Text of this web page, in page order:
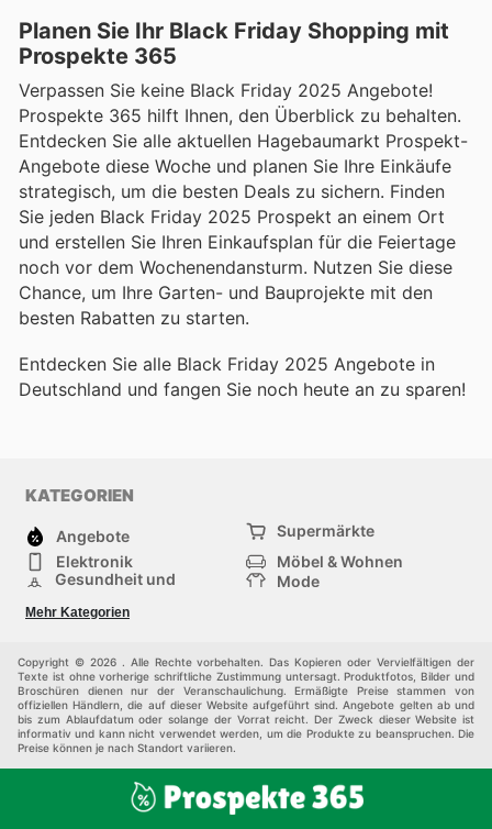
Planen Sie Ihr Black Friday Shopping mit
Prospekte 365
Verpassen Sie keine Black Friday 2025 Angebote!
Prospekte 365 hilft Ihnen, den Überblick zu behalten.
Entdecken Sie alle aktuellen Hagebaumarkt Prospekt-
Angebote diese Woche und planen Sie Ihre Einkäufe
strategisch, um die besten Deals zu sichern. Finden
Sie jeden Black Friday 2025 Prospekt an einem Ort
und erstellen Sie Ihren Einkaufsplan für die Feiertage
noch vor dem Wochenendansturm. Nutzen Sie diese
Chance, um Ihre Garten- und Bauprojekte mit den
besten Rabatten zu starten.
Entdecken Sie alle Black Friday 2025 Angebote in
Deutschland und fangen Sie noch heute an zu sparen!
KATEGORIEN
Angebote
Supermärkte
Elektronik
Möbel & Wohnen
Gesundheit und
Mode
Sportartikel und
Sportbekleidung
Einkaufzentren
Andere
Mehr Kategorien
Copyright © 2026 . Alle Rechte vorbehalten. Das Kopieren oder Vervielfältigen der
Texte ist ohne vorherige schriftliche Zustimmung untersagt. Produktfotos, Bilder und
Broschüren dienen nur der Veranschaulichung. Ermäßigte Preise stammen von
offiziellen Händlern, die auf dieser Website aufgeführt sind. Angebote gelten ab und
bis zum Ablaufdatum oder solange der Vorrat reicht. Der Zweck dieser Website ist
informativ und kann nicht verwendet werden, um die Produkte zu beanspruchen. Die
Preise können je nach Standort variieren.